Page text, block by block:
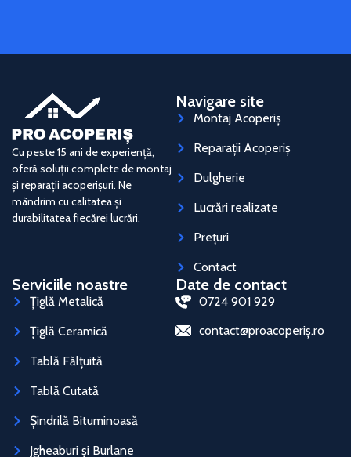
Cu peste 15 ani de experiență,
oferă soluții complete de montaj
și reparații acoperișuri. Ne
mândrim cu calitatea și
durabilitatea fiecărei lucrări.
Navigare site
Montaj Acoperiș
Reparații Acoperiș
Dulgherie
Lucrări realizate
Prețuri
Contact
Serviciile noastre
Țiglă Metalică
Țiglă Ceramică
Tablă Fălțuită
Tablă Cutată
Șindrilă Bituminoasă
Jgheaburi și Burlane
Date de contact
0724 901 929
contact@proacoperiș.ro